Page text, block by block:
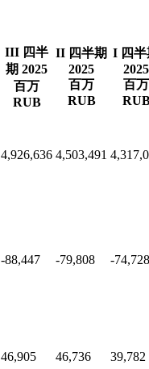
III 四半
期 2025
百万
RUB
II 四半期
2025
百万
RUB
I 四半
2025
百万
4,926,636 4,503,491
-88,447 -79,808 -74,728
46,905 46,736 39,782